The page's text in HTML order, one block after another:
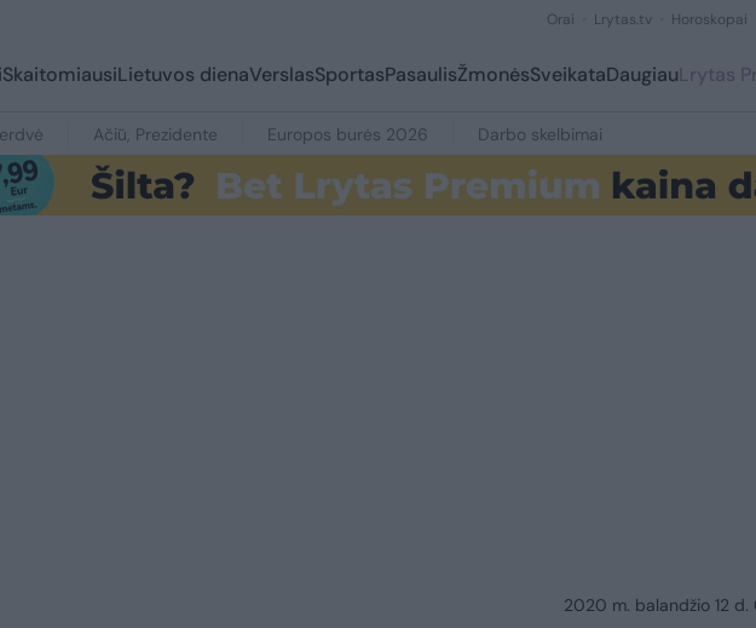
Orai Lrytas.tv Horoskopai
SkaitomiausiLietuvos dienaVerslasSportasPasaulisŽmonėsSveikataDaugiauLrytas
Ačiū, Prezidente Europos burės 2026 Darbo skelbimai
2020 m. balandžio 12 d.